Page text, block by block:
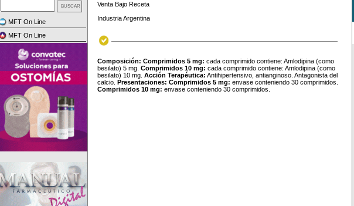
MFT On Line
MFT On Line
Venta Bajo Receta
Industria Argentina
Composición: Comprimidos 5 mg: cada comprimido contiene: Amlodipina (como
besilato) 5 mg. Comprimidos 10 mg: cada comprimido contiene: Amlodipina (como
besilato) 10 mg. Acción Terapéutica: Antihipertensivo, antianginoso. Antagonista del
calcio. Presentaciones: Comprimidos 5 mg: envase conteniendo 30 comprimidos.
Comprimidos 10 mg: envase conteniendo 30 comprimidos.